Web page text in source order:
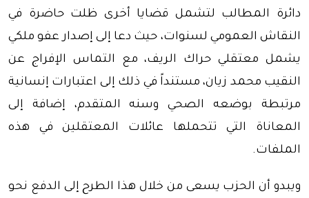
دائرة المطالب لتشمل قضايا أخرى ظلت حاضرة في
النقاش العمومي لسنوات، حيث دعا إلى إصدار عفو ملكي
يشمل معتقلي حراك الريف، مع التماس الإفراج عن
النقيب محمد زيان، مستنداً في ذلك إلى اعتبارات إنسانية
مرتبطة بوضعه الصحي وسنه المتقدم، إضافة إلى
المعاناة التي تتحملها عائلات المعتقلين في هذه
الملفات.
ويبدو أن الحزب يسعى من خلال هذا الطرح إلى الدفع نحو